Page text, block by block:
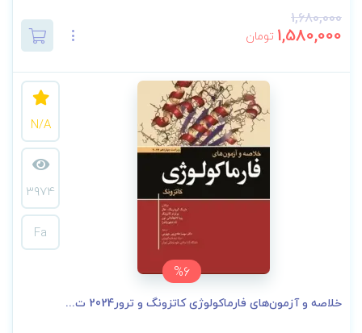
1,680,000
1,580,000 تومان
%6
N/A
3974
Fa
خلاصه و آزمون‌های فارماکولوژی کاتزونگ و ترور2024 ت...